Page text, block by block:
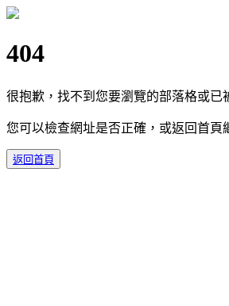
404
很抱歉，找不到您要瀏覽的部落格或已
您可以檢查網址是否正確，或返回首頁
返回首頁